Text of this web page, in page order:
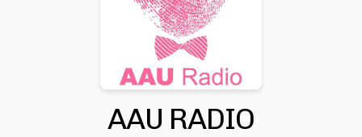
AAU RADIO